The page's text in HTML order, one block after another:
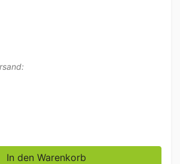
Schwarz mit Zugband 200 cm Horeca
In den Warenkorb